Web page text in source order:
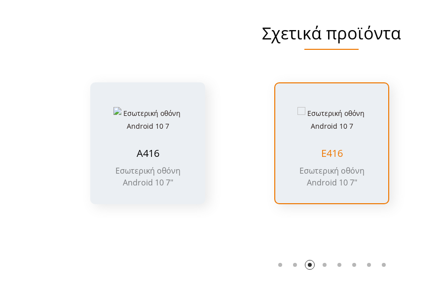
Σχετικά προϊόντα
A416
Εσωτερική οθόνη
Android 10 7"
Εσωτερική οθόνη
Android 10 7"